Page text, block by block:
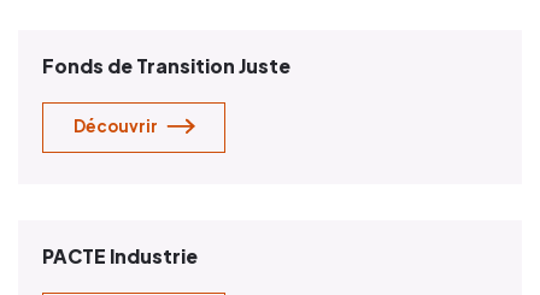
Fonds de Transition Juste
Découvrir
PACTE Industrie